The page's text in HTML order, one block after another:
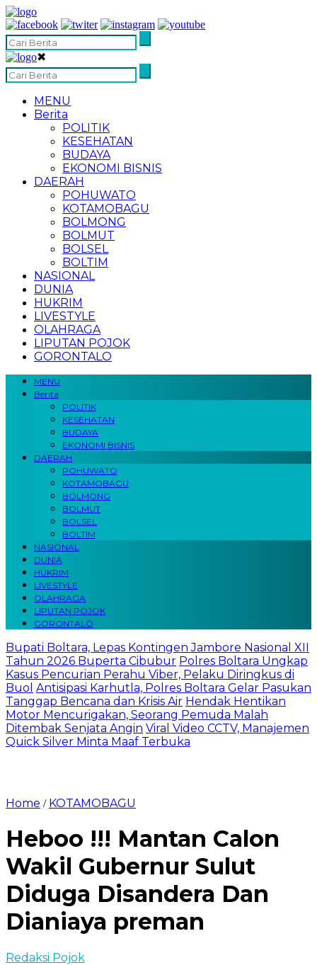
✖
MENU
Berita
POLITIK
KESEHATAN
BUDAYA
EKONOMI BISNIS
DAERAH
POHUWATO
KOTAMOBAGU
BOLMONG
BOLMUT
BOLSEL
BOLTIM
NASIONAL
DUNIA
HUKRIM
LIVESTYLE
OLAHRAGA
LIPUTAN POJOK
GORONTALO
MENU
Berita
POLITIK
KESEHATAN
BUDAYA
EKONOMI BISNIS
DAERAH
POHUWATO
KOTAMOBAGU
BOLMONG
BOLMUT
BOLSEL
BOLTIM
NASIONAL
DUNIA
HUKRIM
LIVESTYLE
OLAHRAGA
LIPUTAN POJOK
GORONTALO
Bupati Boltara, Lepas Kontingen Jambore Nasional XII
Tahun 2026 Buperta Cibubur Polres Boltara Ungkap
Kasus Pencurian Perahu Viber, Pelaku Diringkus di
Buol Antisipasi Karhutla, Polres Boltara Gelar Pasukan
Tanggap Bencana dan Krisis Air Hendak Hentikan
Motor Mencurigakan, Seorang Pemuda Malah
Ditembak Senjata Angin Viral Video CCTV, Manajemen
Quick Silver Minta Maaf Terbuka
Home / KOTAMOBAGU
Heboo !!! Mantan Calon
Wakil Gubernur Sulut
Diduga Disandera Dan
Dianiaya preman
Redaksi Pojok